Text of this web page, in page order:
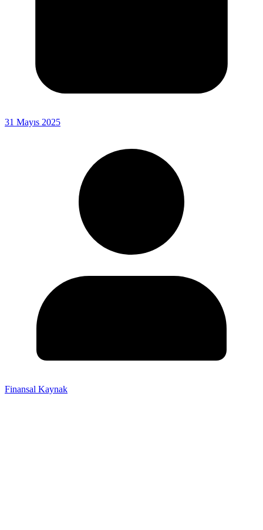
31 Mayıs 2025
Finansal Kaynak